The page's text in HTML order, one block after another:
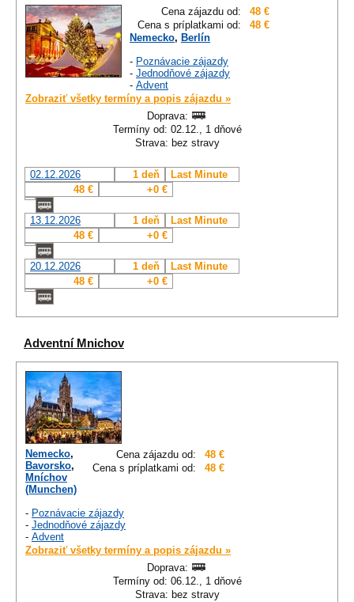
Cena zájazdu od:
48 €
Cena s príplatkami od:
48 €
Nemecko, Berlín
- Poznávacie zájazdy
- Jednodňové zájazdy
- Advent
Zobraziť všetky termíny a popis zájazdu »
Doprava:
Termíny od: 02.12., 1 dňové
Strava: bez stravy
02.12.2026 1 deň
Last Minute
48 €
+0 €
13.12.2026 1 deň
Last Minute
48 €
+0 €
20.12.2026 1 deň
Last Minute
48 €
+0 €
Adventní Mnichov
Cena zájazdu od:
48 €
Cena s príplatkami od:
48 €
Nemecko,
Bavorsko,
Mníchov
(Munchen)
- Poznávacie zájazdy
- Jednodňové zájazdy
- Advent
Zobraziť všetky termíny a popis zájazdu »
Doprava:
Termíny od: 06.12., 1 dňové
Strava: bez stravy